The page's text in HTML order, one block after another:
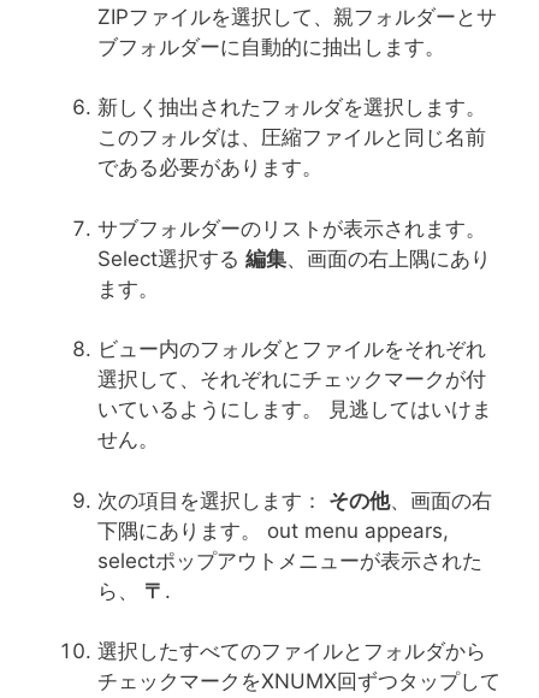
ZIPファイルを選択して、親フォルダーとサ
ブフォルダーに自動的に抽出します。
新しく抽出されたフォルダを選択します。
このフォルダは、圧縮ファイルと同じ名前
である必要があります。
サブフォルダーのリストが表示されます。
Select選択する 編集、画面の右上隅にあり
ます。
ビュー内のフォルダとファイルをそれぞれ
選択して、それぞれにチェックマークが付
いているようにします。 見逃してはいけま
せん。
次の項目を選択します： その他、画面の右
下隅にあります。 out menu appears,
selectポップアウトメニューが表示された
ら、 〒 .
選択したすべてのファイルとフォルダから
チェックマークをXNUMX回ずつタップして